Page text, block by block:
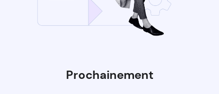
Prochainement